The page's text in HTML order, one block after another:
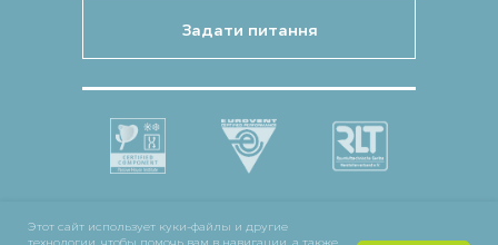
Этот сайт использует куки-файлы и другие
технологии, чтобы помочь вам в навигации, а также
Задати питання